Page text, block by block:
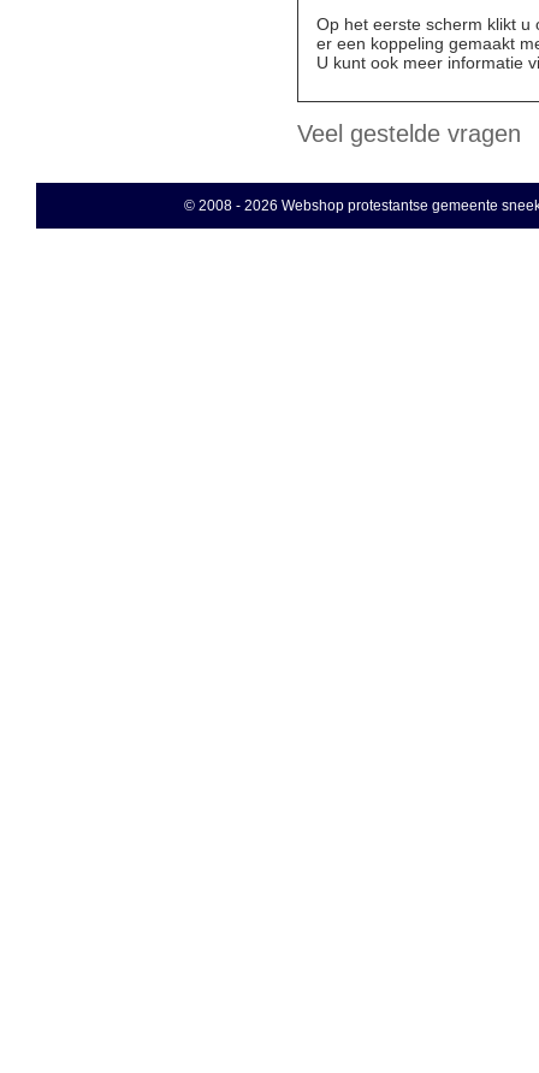
Op het eerste scherm klikt u
er een koppeling gemaakt
U kunt ook meer informatie
Veel gestelde vragen
© 2008 - 2026 Webshop protestantse gemeente